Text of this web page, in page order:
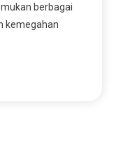
berbagai
kemegahan